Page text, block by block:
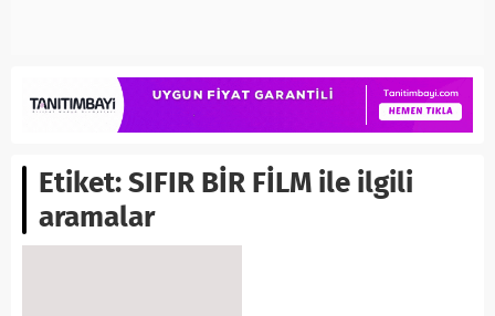
Etiket:SIFIR BİR FİLM ile ilgili
aramalar